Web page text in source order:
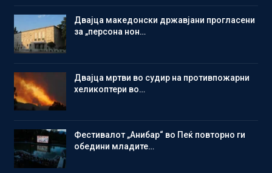
Двајца македонски државјани прогласени
за „персона нон…
Двајца мртви во судир на противпожарни
хеликоптери во…
Фестивалот „Анибар“ во Пеќ повторно ги
обедини младите…